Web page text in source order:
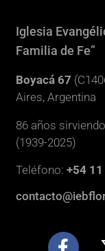
Iglesia
Familia de Fe”
Boyacá 67
Aires, Argentina
86 años
(1939-2025)
Teléfono:+54
F